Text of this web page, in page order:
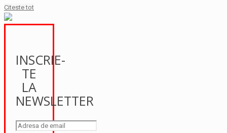
Citeste tot
INSCRIE-
TE
LA
NEWSLETTER